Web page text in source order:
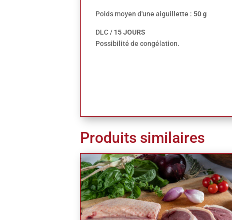
Poids moyen d'une aiguillette : 50 g
DLC / 15 JOURS
Possibilité de congélation.
Produits similaires